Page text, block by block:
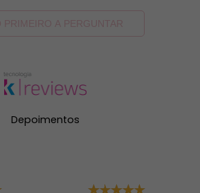
PRIMEIRO A PERGUNTAR
Depoimentos